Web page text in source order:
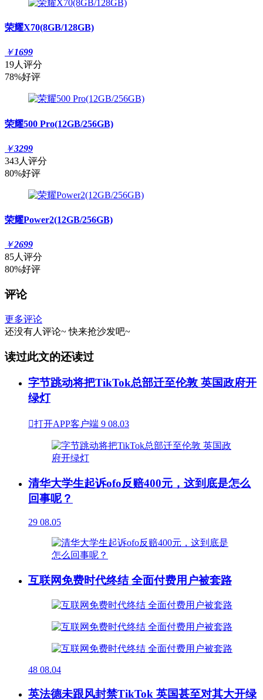
荣耀X70(8GB/128GB)
￥1699
19人评分
78%好评
荣耀500 Pro(12GB/256GB)
￥3299
343人评分
80%好评
荣耀Power2(12GB/256GB)
￥2699
85人评分
80%好评
评论
更多评论
还没有人评论~ 快来抢沙发吧~
读过此文的还读过
字节跳动将把TikTok总部迁至伦敦 英国政府开
绿灯
打开APP客户端 9 08.03
清华大学生起诉ofo反赔400元，这到底是怎么
回事呢？
29 08.05
互联网免费时代终结 全面付费用户被套路
48 08.04
英法德未跟风封禁TikTok 英国甚至对其大开绿